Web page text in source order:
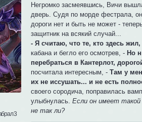
Негромко засмеявшись, Вичи
дверь. Судя по морде фестрала,
дороги нет и быть не может -
защитник на всякий случай...
- Я считаю, что те, кто здесь
кабана и бегло его осмотрев, - Но
перебраться в Кантерлот,
посчитала интересным, -Там у
их не иссушать... и не есть
своего сородича, поправилась
улыбнулась.Если он имеет
не так ли?